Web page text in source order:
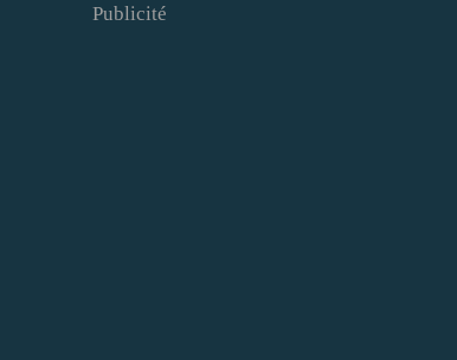
Publicité